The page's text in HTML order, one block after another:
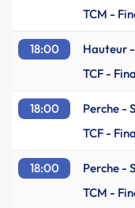
TCM -
18:00 Hauteur
TCF -
18:00 Perche -
TCF -
18:00 Perche -
TCM -